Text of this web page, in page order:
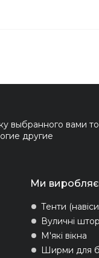
выбранного вами
другие
Ми
Тенти
Вуличні
М'які вікна
Ширми для